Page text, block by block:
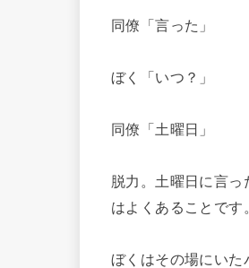
同僚「言った」
ぼく「いつ？」
同僚「土曜日」
脱力。土曜日に言
はよくあることです
ぼくはその場にいた